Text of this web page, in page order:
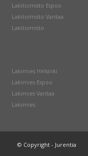
Lakitoimisto Espoo
Lakitoimisto Vantaa
Lakitoimisto
Lakimies Helsinki
Lakimies Espoo
Lakimies Vantaa
Lakimies
© Copyright - Jurentia